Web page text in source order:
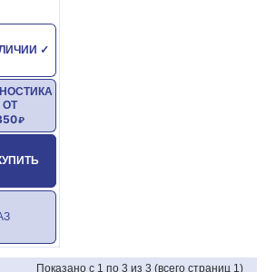
✓
ОТ
Показано с 1 по 3 из 3 (всего страниц 1)